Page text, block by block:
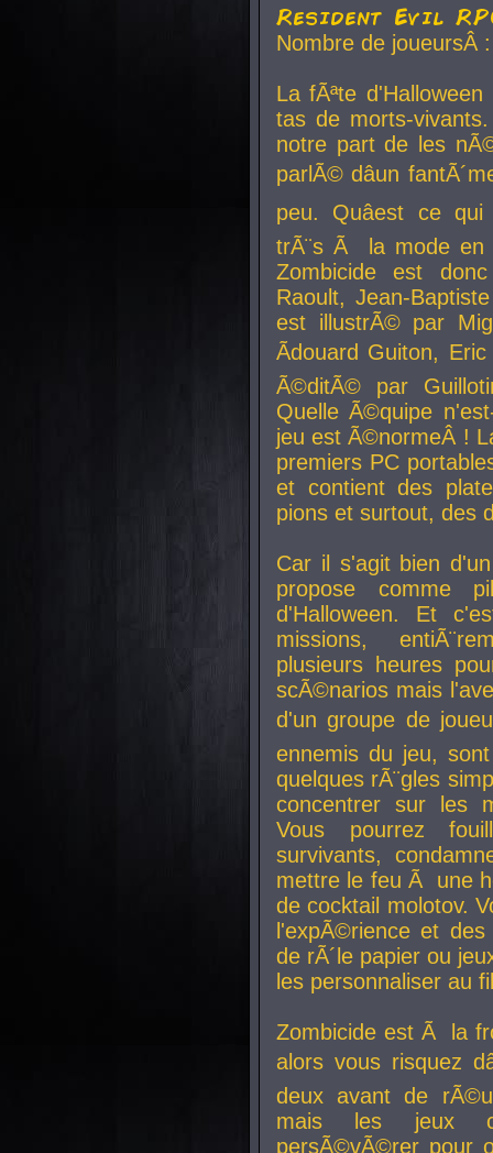
Resident Evil
Nombre de
La fÃªte
tas de morts-
notre part de les
parlÃ© dâun
peu. Quâest ce
trÃ¨s Ã la mode en
Zombicide est
Raoult, Jean-
est illustrÃ© par
Ãdouard Guiton,
Ã©ditÃ© par
Quelle Ã©quipe
jeu est Ã©normeÂ !
premiers PC
et contient des
pions et surtout, des
Car il s'agit bien
propose comme
d'Halloween. Et
missions,
plusieurs heures
scÃ©narios mais
d'un groupe de
ennemis du jeu,
quelques rÃ¨gles
concentrer sur les
Vous pourrez
survivants,
mettre le feu Ã une
de cocktail molotov.
l'expÃ©rience et
de rÃ´le papier ou
les personnaliser au
Zombicide est Ã la
alors vous risquez
deux avant de
mais les jeux
persÃ©vÃ©rer pour